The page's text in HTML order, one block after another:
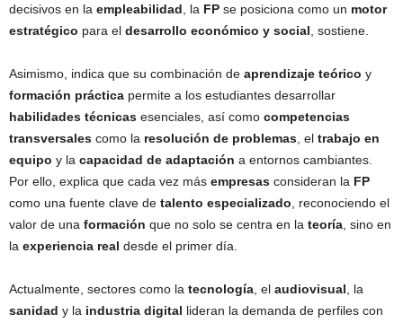
decisivos en la empleabilidad , la FP se posiciona como un motor
estratégico para el desarrollo económico y social , sostiene.
Asimismo, indica que su combinación de aprendizaje teórico y
formación práctica permite a los estudiantes desarrollar
habilidades técnicas esenciales, así como competencias
transversales como la resolución de problemas , el trabajo en
equipo y la capacidad de adaptación a entornos cambiantes.
Por ello, explica que cada vez más empresas consideran la FP
como una fuente clave de talento especializado , reconociendo el
valor de una formación que no solo se centra en la teoría , sino en
la experiencia real desde el primer día.
Actualmente, sectores como la tecnología , el audiovisual , la
sanidad y la industria digital lideran la demanda de perfiles con